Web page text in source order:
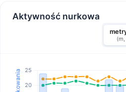
Aktywność nurkowa
(m,